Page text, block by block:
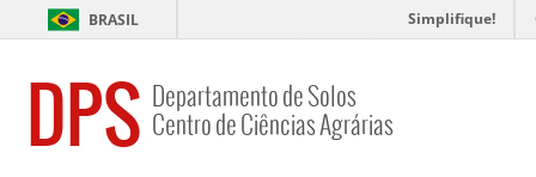
BRASIL Simplifique!
DPS Departamento de Solos
Centro de Ciências Agrárias